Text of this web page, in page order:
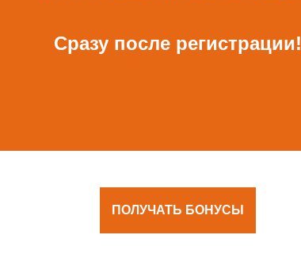
Сразу после регистрации!
ПОЛУЧАТЬ БОНУСЫ